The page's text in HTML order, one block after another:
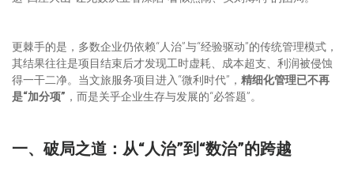
更棘手的是，多数企业仍依赖“人治”与“经验驱动”的传统管理模式，
其结果往往是项目结束后才发现工时虚耗、成本超支、利润被侵蚀
得一干二净。当文旅服务项目进入“微利时代”， 精细化管理已不再
是“加分项” ，而是关乎企业生存与发展的“必答题”。
一、破局之道：从“人治”到“数治”的跨越